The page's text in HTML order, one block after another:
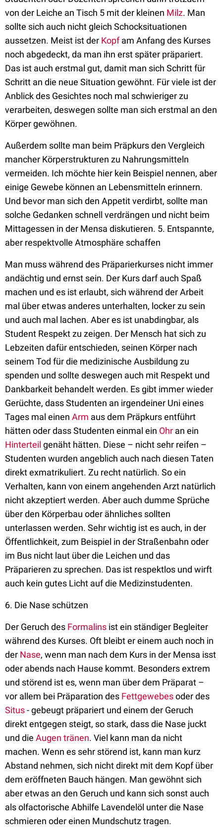
von der Leiche an Tisch 5 mit der kleinen Milz. Man
sollte sich auch nicht gleich Schocksituationen
aussetzen. Meist ist der Kopfam Anfang des Kurses
noch abgedeckt, da man ihn erst später präpariert.
Das ist auch erstmal gut, damit man sich Schritt für
Schritt an die neue Situation gewöhnt. Für viele ist der
Anblick des Gesichtes noch mal schwieriger zu
verarbeiten, deswegen sollte man sich erstmal an den
Körper gewöhnen.
Außerdem sollte man beim Präpkurs den Vergleich
mancher Körperstrukturen zu Nahrungsmitteln
vermeiden. Ich möchte hier kein Beispiel nennen, aber
einige Gewebe können an Lebensmitteln erinnern.
Und bevor man sich den Appetit verdirbt, sollte man
solche Gedanken schnell verdrängen und nicht beim
Mittagessen in der Mensa diskutieren. 5. Entspannte,
aber respektvolle Atmosphäre schaffen
Man muss während des Präparierkurses nicht immer
andächtig und ernst sein. Der Kurs darf auch Spaß
machen und es ist erlaubt, sich während der Arbeit
mal über etwas anderes unterhalten, locker zu sein
und auch mal lachen. Aber es ist unabdingbar, als
Student Respekt zu zeigen. Der Mensch hat sich zu
Lebzeiten dafür entschieden, seinen Körper nach
seinem Tod für die medizinische Ausbildung zu
spenden und sollte deswegen auch mit Respekt und
Dankbarkeit behandelt werden. Es gibt immer wieder
Gerüchte, dass Studenten an irgendeiner Uni eines
Tages mal einen Arm aus dem Präpkurs entführt
hätten oder dass Studenten einmal ein Ohr an ein
Hinterteil genäht hätten. Diese – nicht sehr reifen –
Studenten wurden angeblich auch nach diesen Taten
direkt exmatrikuliert. Zu recht natürlich. So ein
Verhalten, kann von einem angehenden Arzt natürlich
nicht akzeptiert werden. Aber auch dumme Sprüche
über den Körperbau oder ähnliches sollten
unterlassen werden. Sehr wichtig ist es auch, in der
Öffentlichkeit, zum Beispiel in der Straßenbahn oder
im Bus nicht laut über die Leichen und das
Präparieren zu sprechen. Das ist respektlos und wirft
auch kein gutes Licht auf die Medizinstudenten.
6. Die Nase schützen
Der Geruch des Formalins ist ein ständiger Begleiter
während des Kurses. Oft bleibt er einem auch noch in
der Nase, wenn man nach dem Kurs in der Mensa isst
oder abends nach Hause kommt. Besonders extrem
und störend ist es, wenn man über dem Präparat –
vor allem bei Präparation des Fettgewebesoder des
Situs- gebeugt präpariert und einem der Geruch
direkt entgegen steigt, so stark, dass die Nase juckt
und die Augen tränen. Viel kann man da nicht
machen. Wenn es sehr störend ist, kann man kurz
Abstand nehmen, sich nicht direkt mit dem Kopf über
dem eröffneten Bauch hängen. Man gewöhnt sich
aber etwas an den Geruch und kann sich sonst auch
als olfactorische Abhilfe Lavendelöl unter die Nase
schmieren oder einen Mundschutz tragen.